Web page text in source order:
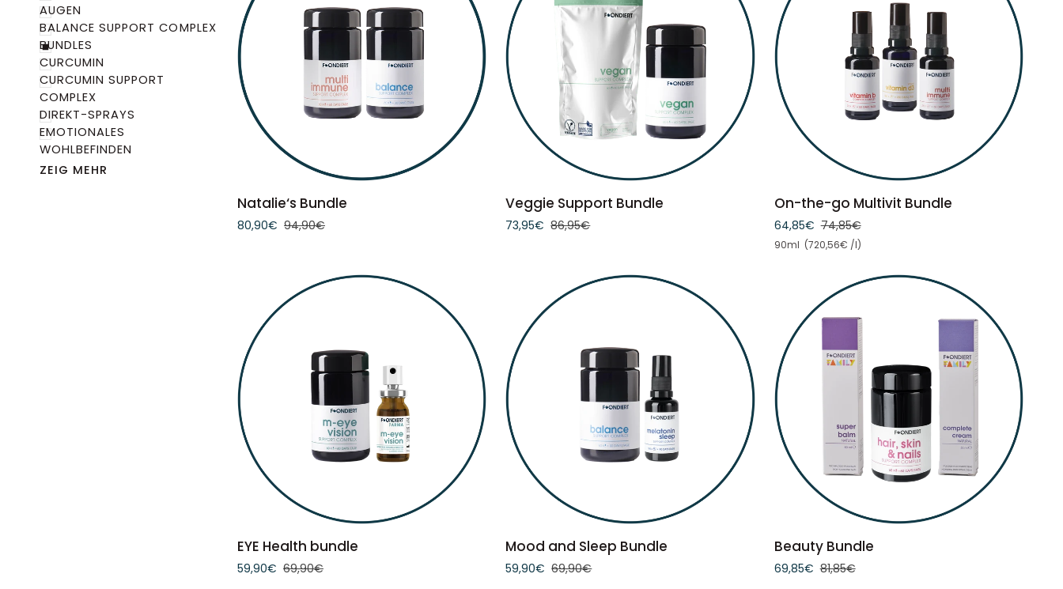
AUGEN
BALANCE SUPPORT COMPLEX
BUNDLES
CURCUMIN
CURCUMIN SUPPORT
COMPLEX
DIREKT-SPRAYS
EMOTIONALES
WOHLBEFINDEN
ZEIG MEHR
IN DEN WARENKORB
Natalie‘s
Bundle
Natalie‘s Bundle
80,90€ 94,90€
IN DEN WARENKORB
Veggie
Support
Bundle
Veggie Support Bundle
73,95€ 86,95€
IN DEN WARENKORB
On-
the-
go
Multivit
On-the-go Multivit Bundle
64,85€ 74,85€
Stückpreis
90ml (720,56€ /l)
IN DEN WARENKORB
EYE
bundle
EYE Health bundle
59,90€ 69,90€
IN DEN WARENKORB
Mood
Sleep
Mood and Sleep Bundle
59,90€ 69,90€
IN DEN WARENKORB
Beauty
Bundle
Beauty Bundle
69,85€ 81,85€